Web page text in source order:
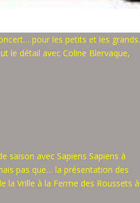
pour les petits et les grands.
le détail avec Coline Blervaque,
saison avec Sapiens Sapiens à
pas que… la présentation des
la Vrille à la Ferme des Roussets à